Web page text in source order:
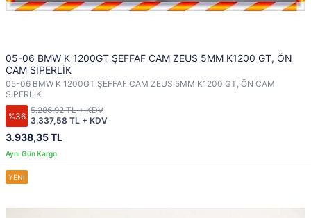
05-06 BMW K 1200GT ŞEFFAF CAM ZEUS 5MM K1200 GT, ÖN
CAM SİPERLİK
05-06 BMW K 1200GT ŞEFFAF CAM ZEUS 5MM K1200 GT, ÖN CAM
SİPERLİK
%36
3.938,35 TL
3.337,58 TL + KDV
5.286,92 TL + KDV